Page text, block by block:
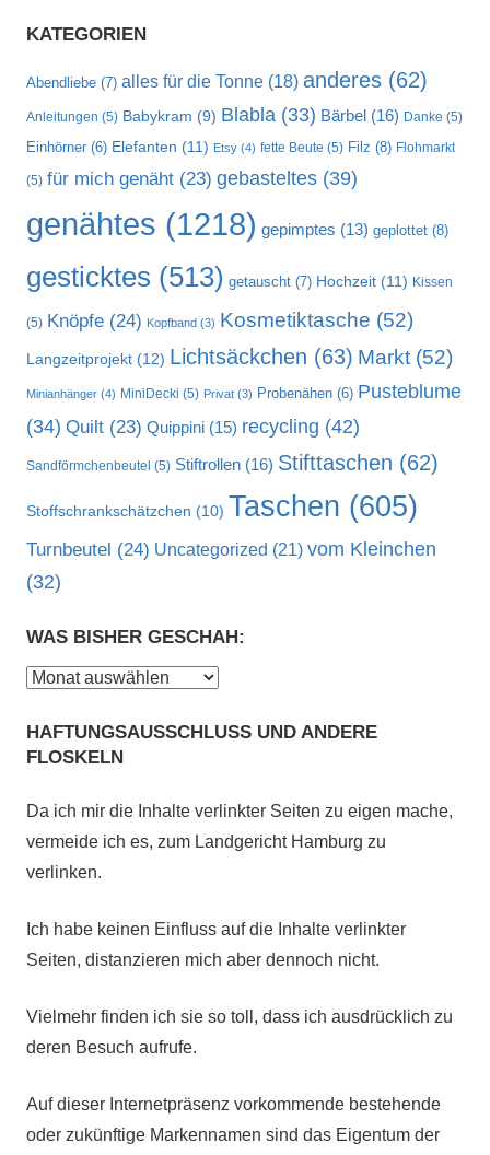
KATEGORIEN
Abendliebe (7) alles für die Tonne (18) anderes (62)
Anleitungen (5) Babykram (9) Blabla (33) Bärbel (16) Danke (5)
Einhörner (6) Elefanten (11) Etsy (4) fette Beute (5) Filz (8) Flohmarkt
(5) für mich genäht (23) gebasteltes (39)
genähtes (1218) gepimptes (13) geplottet (8)
gesticktes (513) getauscht (7) Hochzeit (11) Kissen
(5) Knöpfe (24) Kopfband (3) Kosmetiktasche (52)
Langzeitprojekt (12) Lichtsäckchen (63) Markt (52)
Minianhänger (4) MiniDecki (5) Privat (3) Probenähen (6) Pusteblume
(34) Quilt (23) Quippini (15) recycling (42)
Sandförmchenbeutel (5) Stiftrollen (16) Stifttaschen (62)
Stoffschrankschätzchen (10) Taschen (605)
Turnbeutel (24) Uncategorized (21) vom Kleinchen
(32)
WAS BISHER GESCHAH:
Was
geschah:
HAFTUNGSAUSSCHLUSS UND ANDERE
FLOSKELN
Da ich mir die Inhalte verlinkter Seiten zu eigen mache,
vermeide ich es, zum Landgericht Hamburg zu
verlinken.
Ich habe keinen Einfluss auf die Inhalte verlinkter
Seiten, distanzieren mich aber dennoch nicht.
Vielmehr finden ich sie so toll, dass ich ausdrücklich zu
deren Besuch aufrufe.
Auf dieser Internetpräsenz vorkommende bestehende
oder zukünftige Markennamen sind das Eigentum der